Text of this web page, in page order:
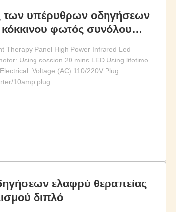
των υπέρυθρων οδηγήσεων
φωτός συνόλου
Therapy Panel High Power Infrared Led
Using session 20 mins LED Using lifetime
Voltage (AC) 110/220V Plug
10amp plug...
ελαφρύ θεραπείας
διπλό